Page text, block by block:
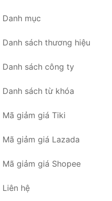
Danh mục
Danh sách thương hiệu
Danh sách công ty
Danh sách từ khóa
Mã giảm giá Tiki
Mã giảm giá Lazada
Mã giảm giá Shopee
Liên hệ